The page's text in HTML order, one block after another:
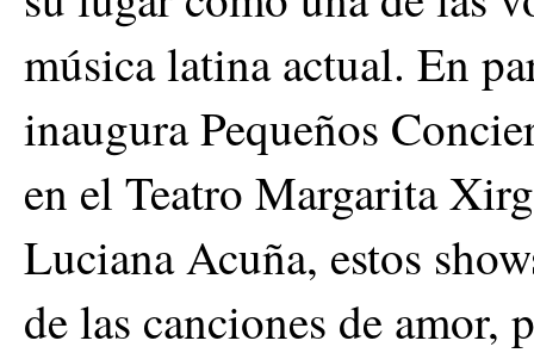
música latina actual. En
inaugura Pequeños
en el Teatro Margarita
Luciana Acuña, estos
de las canciones de amor,